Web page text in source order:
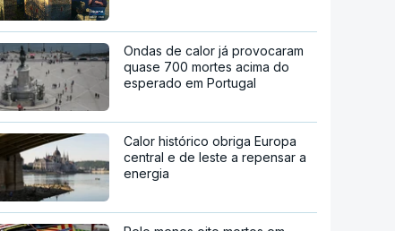
Ondas de calor já provocaram
quase 700 mortes acima do
esperado em Portugal
Calor histórico obriga Europa
central e de leste a repensar a
energia